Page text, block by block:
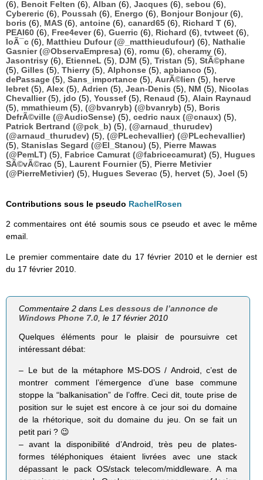
(6), Benoit Felten (6), Alban (6), Jacques (6), sebou (6),
Cybereric (6), Poussah (6), Energo (6), Bonjour Bonjour(6),
boris (6), MAS (6), antoine (6), canard65 (6), Richard T (6),
PEAI60 (6), Free4ever(6), Guerric (6), Richard (6), tvtweet (6),
loÃ¯c (6), Matthieu Dufour (@_matthieudufour) (6), Nathalie
Gasnier (@ObservaEmpresa) (6), romu (6), cheramy (6),
Jasontrisy (6), EtienneL (5), DJM (5), Tristan (5), StÃ©phane
(5), Gilles (5), Thierry (5), Alphonse (5), apbianco (5),
dePassage (5), Sans_importance (5), AurÃ©lien (5), herve
lebret (5), Alex (5), Adrien (5), Jean-Denis (5), NM (5), Nicolas
Chevallier(5), jdo (5), Youssef (5), Renaud (5), Alain Raynaud
(5), mmathieum (5), (@bvanryb) (@bvanryb) (5), Boris
DefrÃ©ville (@AudioSense) (5), cedric naux (@cnaux) (5),
Patrick Bertrand (@pck_b) (5), (@arnaud_thurudev)
(@arnaud_thurudev) (5), (@PLechevallier) (@PLechevallier)
(5), Stanislas Segard (@El_Stanou) (5), Pierre Mawas
(@PemLT) (5), Fabrice Camurat (@fabricecamurat) (5), Hugues
SÃ©vÃ©rac (5), Laurent Fournier(5), Pierre Metivier
(@PierreMetivier) (5), Hugues Severac (5), hervet (5), Joel (5)
Contributions sous le pseudo RachelRosen
2 commentaires ont été soumis sous ce pseudo et avec le même
email.
Le premier commentaire date du 17 février 2010 et le dernier est
du 17 février 2010.
Commentaire 2 dansLes dessous de l’annonce de
Windows Phone 7.0, le 17 février 2010
Quelques éléments pour le plaisir de poursuivre cet
intéressant débat:
– Le but de la métaphore MS-DOS / Android, c’est de
montrer comment l’émergence d’une base commune
stoppe la “balkanisation” de l’offre. Ceci dit, toute prise de
position sur le sujet est encore à ce jour soi du domaine
de la rhétorique, soit du domaine du jeu. On se fait un
petit pari ? 😉
– avant la disponibilité d’Android, très peu de plates-
formes téléphoniques étaient livrées avec une stack
dépassant le pack OS/stack telecom/middleware. A ma